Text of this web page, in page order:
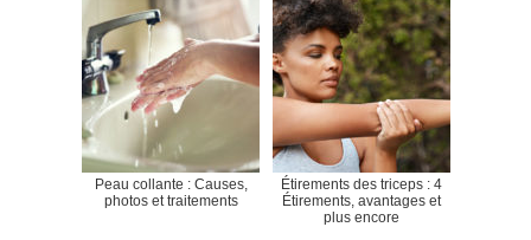
Peau collante : Causes,
photos et traitements
Étirements des triceps : 4
Étirements, avantages et
plus encore